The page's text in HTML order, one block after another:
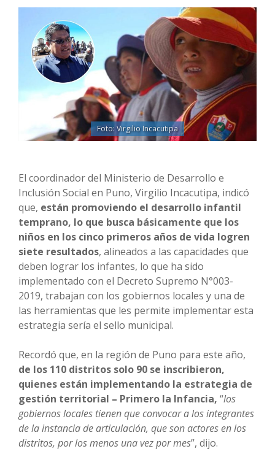
Foto: Virgilio Incacutipa
El coordinador del Ministerio de Desarrollo e
Inclusión Social en Puno, Virgilio Incacutipa, indicó
que, están promoviendo el desarrollo infantil
temprano, lo que busca básicamente que los
niños en los cinco primeros años de vida logren
siete resultados, alineados a las capacidades que
deben lograr los infantes, lo que ha sido
implementado con el Decreto Supremo N°003-
2019, trabajan con los gobiernos locales y una de
las herramientas que les permite implementar esta
estrategia sería el sello municipal.
Recordó que, en la región de Puno para este año,
de los 110 distritos solo 90 se inscribieron,
quienes están implementando la estrategia de
gestión territorial – Primero la Infancia, “los
gobiernos locales tienen que convocar a los integrantes
de la instancia de articulación, que son actores en los
distritos, por los menos una vez por mes”, dijo.